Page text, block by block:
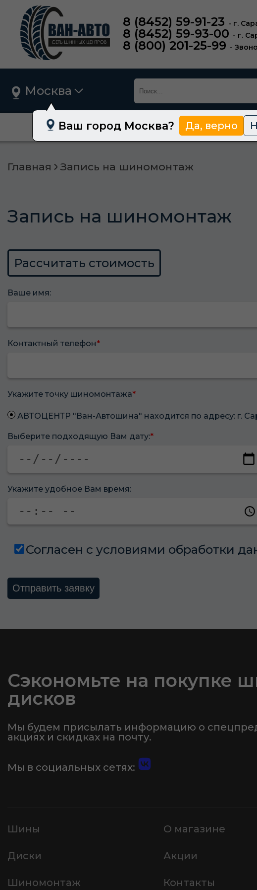
8 (8452) 59-91-23 - г.
8 (8452) 59-93-00 - г.
8 (800) 201-25-99 -
Москва
Ваш город Москва? Да, верно
О нас Шины
Главная Запись на шиномонтаж
Запись на шиномонтаж
Рассчитать стоимость
Ваше имя:
Контактный телефон*
Укажите точку шиномонтажа*
АВТОЦЕНТР "Ван-Автошина" находится по адресу: г.
Выберите подходящую Вам дату:*
Укажите удобное Вам время:
Согласен с условиями обработки
Сэкономьте на покупке
дисков
Мы будем присылать информацию о
акциях и скидках на почту.
Мы в социальных сетях:
Шины
Диски
Шиномонтаж
О магазине
Акции
Контакты